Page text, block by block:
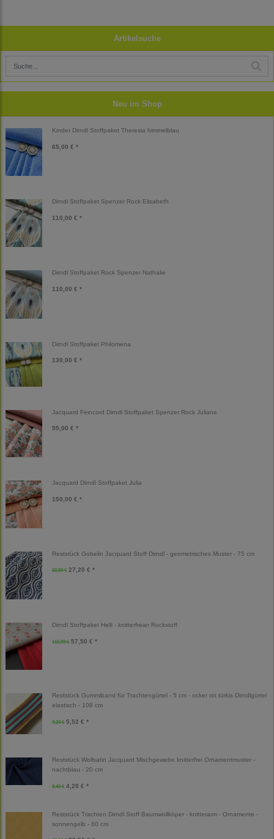
Artikelsuche
Neu im Shop
Kinder Dirndl Stoffpaket Theresia himmelblau
65,00 € *
Dirndl Stoffpaket Spenzer Rock Elisabeth
110,00 € *
Dirndl Stoffpaket Rock Spenzer Nathalie
110,00 € *
Dirndl Stoffpaket Philomena
130,00 € *
Jacquard Feincord Dirndl Stoffpaket Spenzer Rock Juliane
95,00 € *
Jacquard Dirndl Stoffpaket Julia
150,00 € *
Reststück Gobelin Jacquard Stoff Dirndl - geometrisches Muster - 75 cm
32,00 € 27,20 € *
Dirndl Stoffpaket Helli - knitterfreier Rockstoff
115,00 € 57,50 € *
Reststück Gummiband für Trachtengürtel - 5 cm - ocker rot türkis Dirndlgürtel
elastisch - 108 cm
9,20 € 5,52 € *
Reststück Wollsatin Jacquard Mischgewebe knitterfrei Ornamentmuster -
nachtblau - 20 cm
8,40 € 4,20 € *
Reststück Trachten Dirndl Stoff Baumwollköper - knitterarm - Ornamente -
sonnengelb - 60 cm